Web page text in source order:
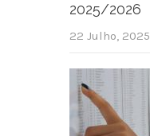
2025/2026
22 Julho, 2025